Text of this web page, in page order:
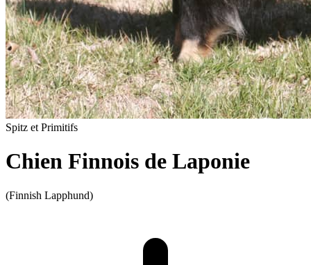
Spitz et Primitifs
Chien Finnois de Laponie
(Finnish Lapphund)